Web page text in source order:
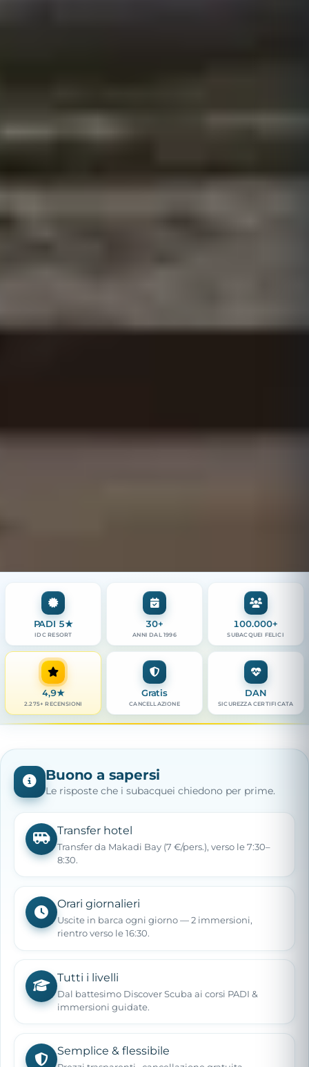
PADI 5★
IDC RESORT
30+
ANNI DAL 1996
100.000+
SUBACQUEI FELICI
4,9★
2.275+ RECENSIONI
Gratis
CANCELLAZIONE
DAN
SICUREZZA CERTIFICATA
Buono a sapersi
Le risposte che i subacquei chiedono per prime.
Transfer hotel
Transfer da Makadi Bay (7 €/pers.), verso le 7:30–
8:30.
Orari giornalieri
Uscite in barca ogni giorno — 2 immersioni,
rientro verso le 16:30.
Tutti i livelli
Dal battesimo Discover Scuba ai corsi PADI &
immersioni guidate.
Semplice & flessibile